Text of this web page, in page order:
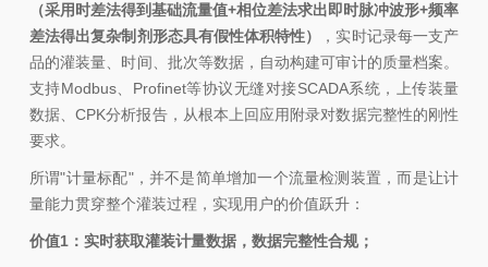
（采用时差法得到基础流量值+相位差法求出即时脉冲波形+频率
差法得出复杂制剂形态具有假性体积特性）
，实时记录每一支产
品的灌装量、时间、批次等数据，自动构建可审计的质量档案。
支持Modbus、Profinet等协议无缝对接SCADA系统，上传装量
数据、CPK分析报告，从根本上回应用附录对数据完整性的刚性
要求。
所谓"计量标配"，并不是简单增加一个流量检测装置，而是让计
量能力贯穿整个灌装过程，实现用户的价值跃升：
价值1：实时获取灌装计量数据，数据完整性合规；